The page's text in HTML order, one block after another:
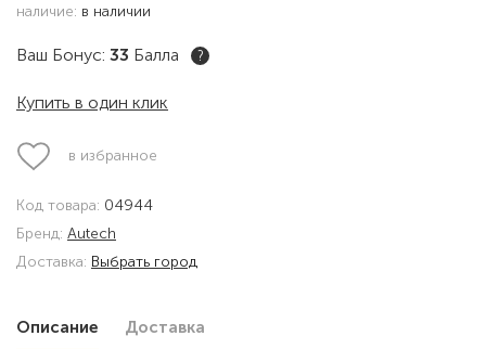
наличие: в наличии
Ваш Бонус: 33 Балла ?
Купить в один клик
в избранное
Код товара: 04944
Бренд: Autech
Доставка: Выбрать город
Описание Доставка